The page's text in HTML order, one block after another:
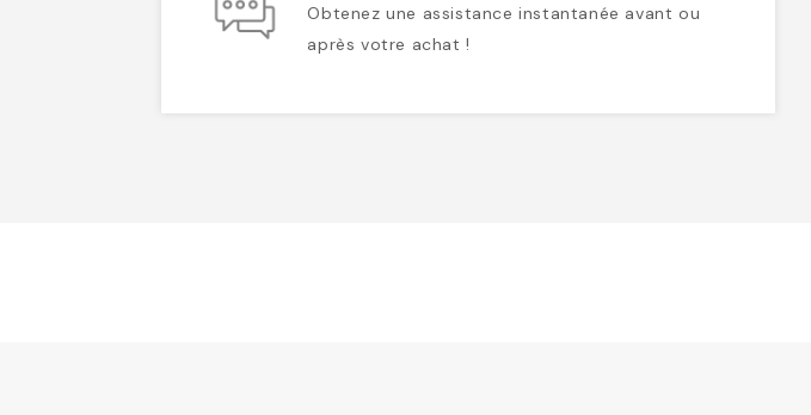
Obtenez une assistance instantanée avant ou
après votre achat !